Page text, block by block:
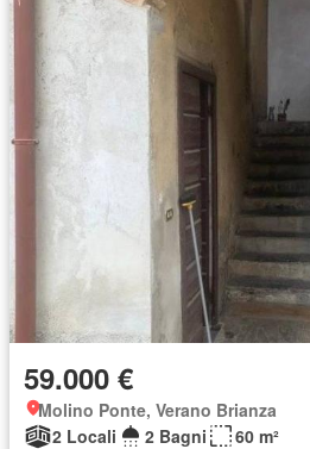
59.000 €
Molino Ponte, Verano Brianza
2 Locali
2 Bagni 60 m²